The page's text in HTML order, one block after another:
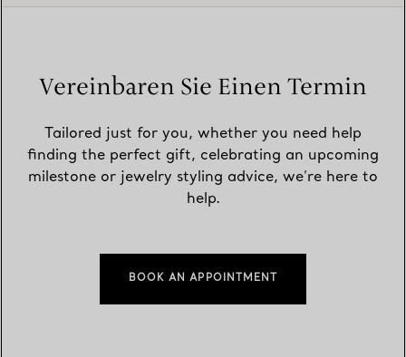
Vereinbaren Sie Einen Termin
Tailored just for you, whether you need help
finding the perfect gift, celebrating an upcoming
milestone or jewelry styling advice, we’re here to
help.
BOOK AN APPOINTMENT